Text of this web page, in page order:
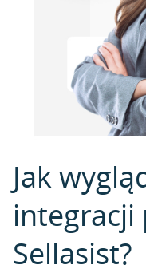
Jak
integracji
Sellasist?